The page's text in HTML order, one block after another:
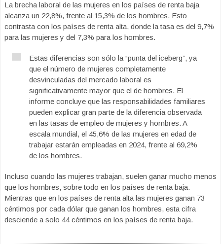
La brecha laboral de las mujeres en los países de renta baja
alcanza un 22,8%, frente al 15,3% de los hombres. Esto
contrasta con los países de renta alta, donde la tasa es del 9,7%
para las mujeres y del 7,3% para los hombres.
Estas diferencias son sólo la “punta del iceberg”, ya
que el número de mujeres completamente
desvinculadas del mercado laboral es
significativamente mayor que el de hombres. El
informe concluye que las responsabilidades familiares
pueden explicar gran parte de la diferencia observada
en las tasas de empleo de mujeres y hombres. A
escala mundial, el 45,6% de las mujeres en edad de
trabajar estarán empleadas en 2024, frente al 69,2%
de los hombres.
Incluso cuando las mujeres trabajan, suelen ganar mucho menos
que los hombres, sobre todo en los países de renta baja.
Mientras que en los países de renta alta las mujeres ganan 73
céntimos por cada dólar que ganan los hombres, esta cifra
desciende a solo 44 céntimos en los países de renta baja.